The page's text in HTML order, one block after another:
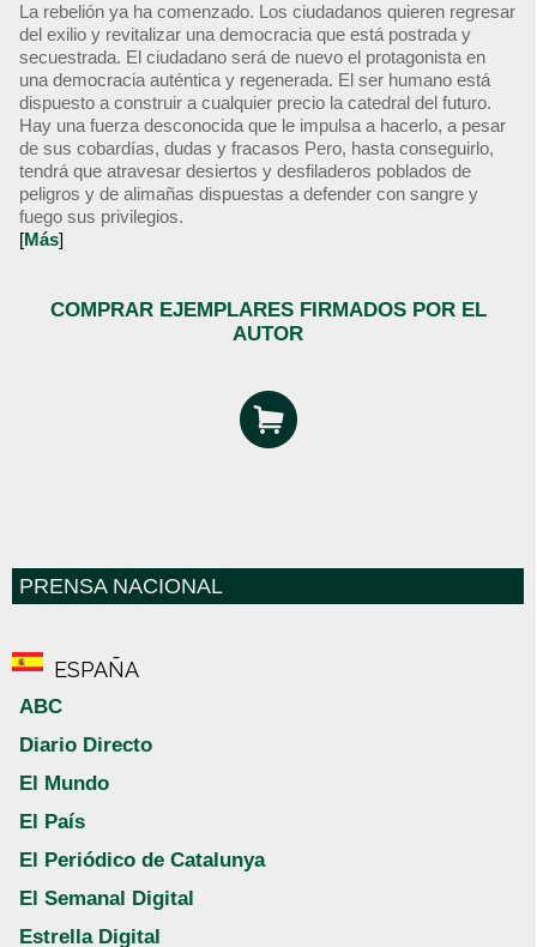
La rebelión ya ha comenzado. Los ciudadanos quieren regresar
del exilio y revitalizar una democracia que está postrada y
secuestrada. El ciudadano será de nuevo el protagonista en
una democracia auténtica y regenerada. El ser humano está
dispuesto a construir a cualquier precio la catedral del futuro.
Hay una fuerza desconocida que le impulsa a hacerlo, a pesar
de sus cobardías, dudas y fracasos Pero, hasta conseguirlo,
tendrá que atravesar desiertos y desfiladeros poblados de
peligros y de alimañas dispuestas a defender con sangre y
fuego sus privilegios.
[Más]
COMPRAR EJEMPLARES FIRMADOS POR EL
AUTOR
PRENSA NACIONAL
ESPAÑA
ABC
Diario Directo
El Mundo
El País
El Periódico de Catalunya
El Semanal Digital
Estrella Digital